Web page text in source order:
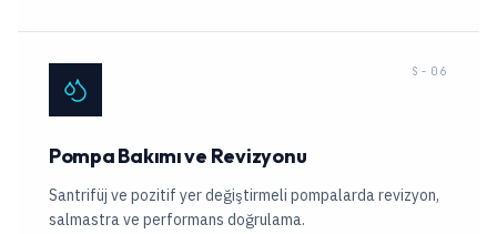
S-06
Pompa Bakımı ve Revizyonu
Santrifüj ve pozitif yer değiştirmeli pompalarda revizyon,
salmastra ve performans doğrulama.